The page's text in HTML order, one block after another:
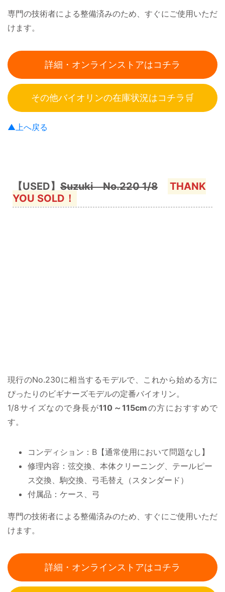
専門の技術者による整備済みのため、すぐにご使用いただ
けます。
詳細・オンラインストアはコチラ
その他バイオリンの在庫状況はコチラ🛒
▲上へ戻る
【USED】 Suzuki No.220 1/8
THANK
YOU SOLD！
現行のNo.230に相当するモデルで、これから始める方に
ぴったりのビギナーズモデルの定番バイオリン。
1/8サイズなので身長が110～115cmの方におすすめで
す。
コンディション：B【通常使用において問題なし】
修理内容：弦交換、本体クリーニング、テールピー
ス交換、駒交換、弓毛替え（スタンダード）
付属品：ケース、弓
専門の技術者による整備済みのため、すぐにご使用いただ
けます。
詳細・オンラインストアはコチラ